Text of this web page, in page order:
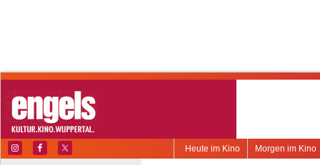
Morgen im Kino
Heute im Kino